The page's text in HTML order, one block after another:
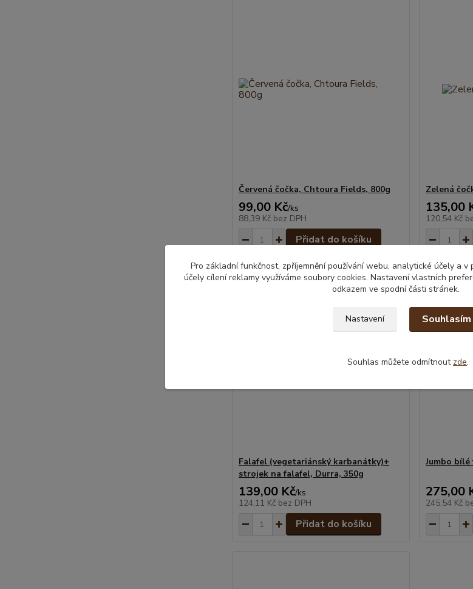
Červená čočka, Chtoura Fields, 800g
99,00 Kč/ks
88,39 Kč bez DPH
Přidat do košíku
Zelená
135,00
120,54 Kč
Falafel (vegetariánský karbanátky)+
strojek na falafel, Durra, 350g
139,00 Kč/ks
124,11 Kč bez DPH
Přidat do košíku
Jumbo
275,00
245,54 Kč
Pro základní funkčnost, zpříjemnění používání webu, analytické účely a
účely cílení reklamy využíváme soubory cookies. Nastavení vlastních
odkazem ve spodní části stránek.
Nastavení Souhlasím
Souhlas můžete odmítnout zde.